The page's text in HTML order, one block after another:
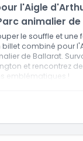
l'Aigle
animalier
le souffle et une
combiné pour
de Ballarat.
et rencontrez
emblématiques !